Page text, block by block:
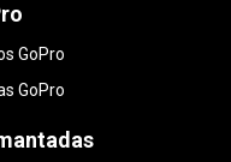
GoPro
GoPro